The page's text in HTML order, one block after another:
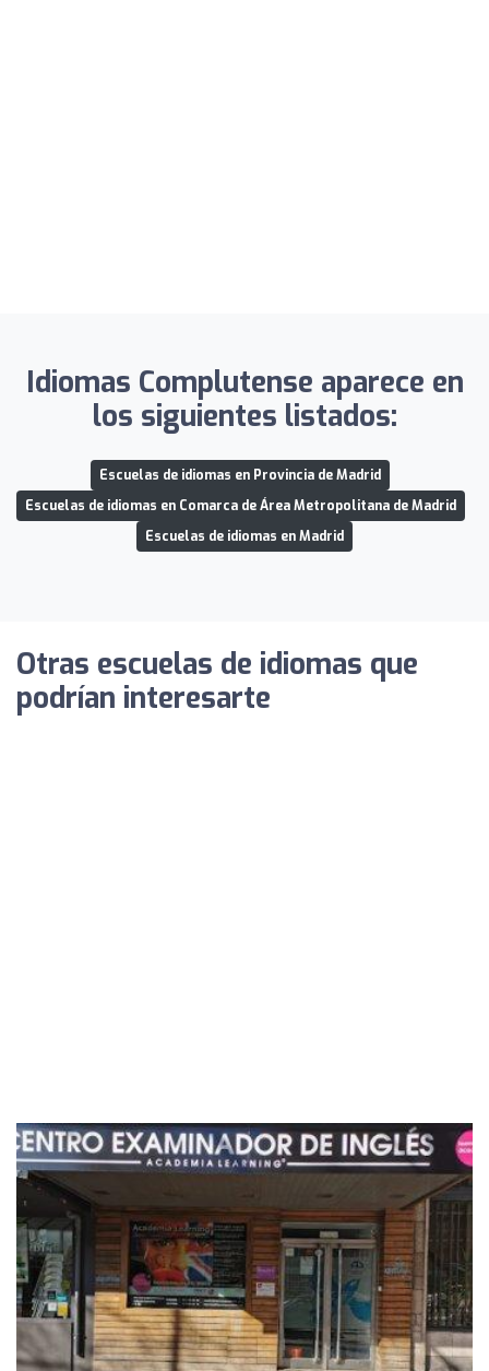
Idiomas Complutense aparece en
los siguientes listados:
Escuelas de idiomas en Provincia de Madrid
Escuelas de idiomas en Comarca de Área Metropolitana de Madrid
Escuelas de idiomas en Madrid
Otras escuelas de idiomas que
podrían interesarte